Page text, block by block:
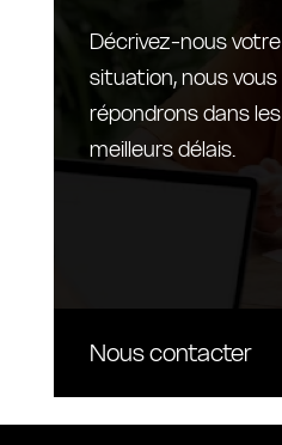
Décrivez-nous votre
situation, nous vous
répondrons dans les
meilleurs délais.
Nous contacter